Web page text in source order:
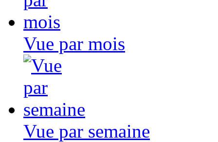
Vue par mois
Vue par semaine